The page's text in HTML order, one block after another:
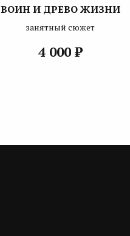
ВОИН И ДРЕВО ЖИЗНИ
занятный сюжет
4 000 ₽